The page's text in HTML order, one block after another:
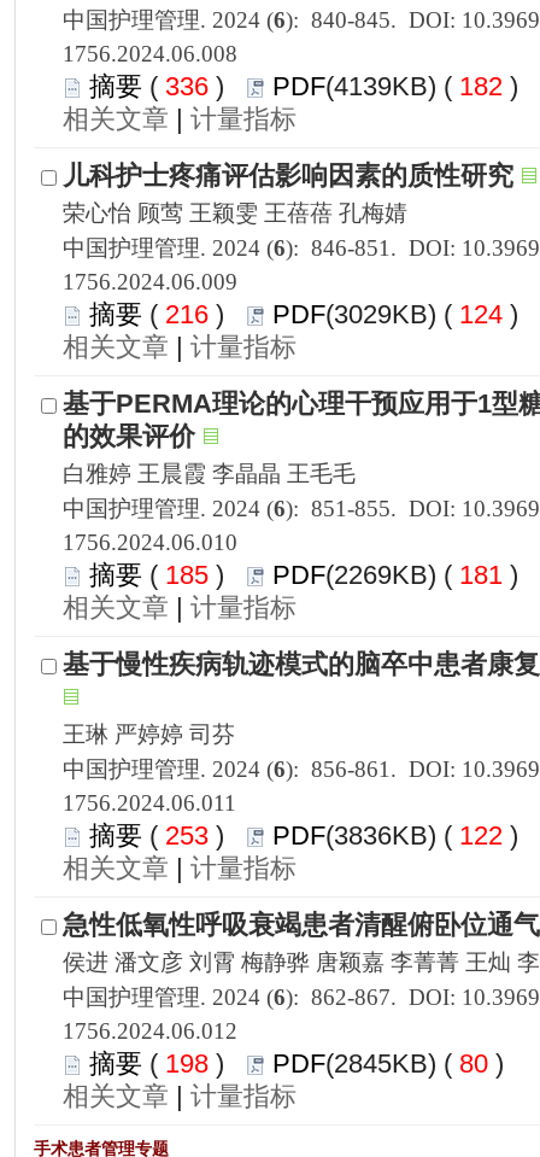
1756.2024.06.008
336 ) 182 )
|
1756.2024.06.009
216 ) 124 )
|
1756.2024.06.010
185 ) 181 )
|
1756.2024.06.011
253 ) 122 )
|
1756.2024.06.012
198 ) 80 )
|